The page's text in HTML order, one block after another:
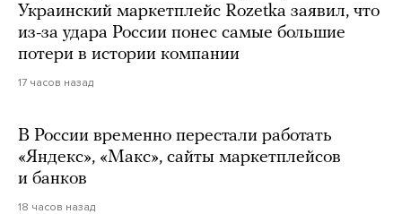
Украинский маркетплейс Rozetka заявил, что
из-за удара России понес самые большие
потери в истории компании
17 часов назад
В России временно перестали работать
«Яндекс», «Макс», сайты маркетплейсов
и банков
18 часов назад